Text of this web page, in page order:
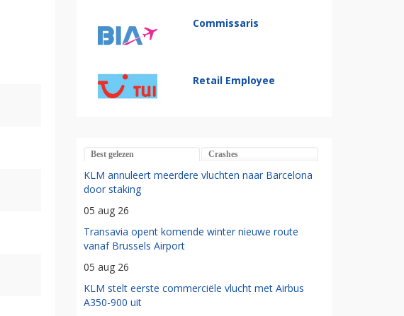
Commissaris
Retail Employee
Best gelezen Crashes
KLM annuleert meerdere vluchten naar Barcelona
door staking
05 aug 26
Transavia opent komende winter nieuwe route
vanaf Brussels Airport
05 aug 26
KLM stelt eerste commerciële vlucht met Airbus
A350-900 uit